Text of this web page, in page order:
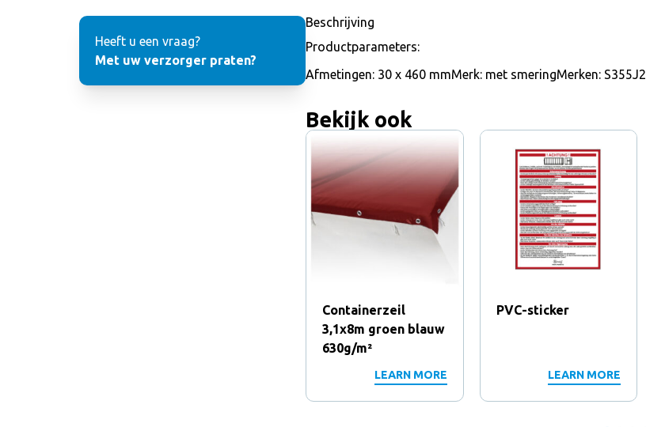
Heeft u een vraag?
Met uw verzorger praten?
Beschrijving
Productparameters:
Afmetingen: 30 x 460 mmMerk: met smeringMerken: S355J2
Bekijk ook
Containerzeil
3,1x8m groen blauw
630g/m²
LEARN MORE
PVC-sticker
LEARN MORE